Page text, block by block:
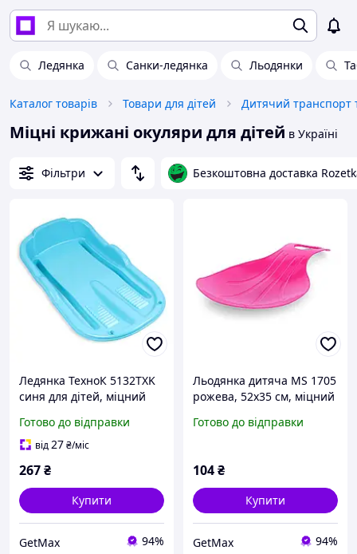
Ледянка Санки-ледянка Льодянки
Каталог товарів Товари для дітей Дитячий транспорт
Міцні крижані окуляри для дітей в Україні
Фільтри Безкоштовна доставка
Ледянка ТехноК 5132TXK
синя для дітей, міцний
швидка, до 20 кг
Готово до відправки
від27₴/міс
267₴
Купити
GetMax 94%
Льодянка дитяча MS 1705
рожева, 52х35 см, міцний
дітей від 3 років
Готово до відправки
104₴
Купити
GetMax 94%